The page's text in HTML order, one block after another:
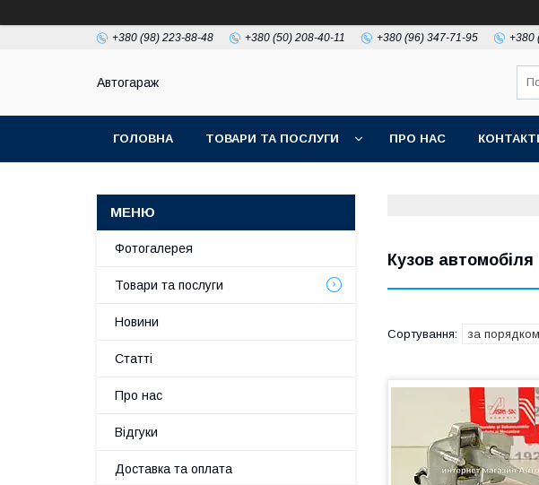
+380 (98) 223-88-48 +380 (50) 208-40-11 +380 (96) 347-71-95 +380
Автогараж
ГОЛОВНА ТОВАРИ ТА ПОСЛУГИ ПРО НАС
Кузов автомобіля
Фотогалерея
Товари та послуги
Новини
Статті
Про нас
Відгуки
Доставка та оплата